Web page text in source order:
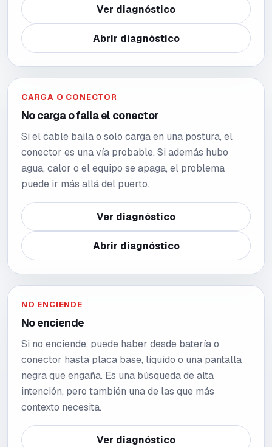
Ver diagnóstico
Abrir diagnóstico
CARGA O CONECTOR
No carga o falla el conector
Si el cable baila o solo carga en una postura, el
conector es una vía probable. Si además hubo
agua, calor o el equipo se apaga, el problema
puede ir más allá del puerto.
Ver diagnóstico
Abrir diagnóstico
NO ENCIENDE
No enciende
Si no enciende, puede haber desde batería o
conector hasta placa base, líquido o una pantalla
negra que engaña. Es una búsqueda de alta
intención, pero también una de las que más
contexto necesita.
Ver diagnóstico